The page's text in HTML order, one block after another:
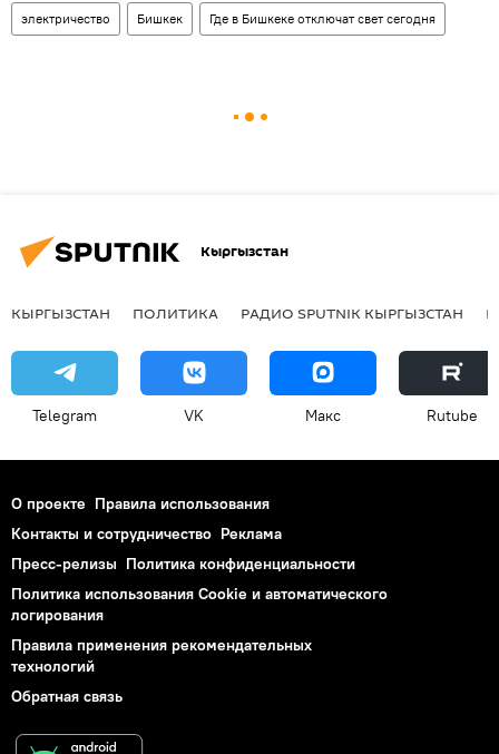
электричество Бишкек Где в Бишкеке отключат свет сегодня
Кыргызстан
КЫРГЫЗСТАН ПОЛИТИКА РАДИО SPUTNIK КЫРГЫЗСТАН
Telegram VK Макс Rutube
О проекте Правила использования
Контакты и сотрудничество Реклама
Пресс-релизы Политика конфиденциальности
Политика использования Cookie и автоматического
логирования
Правила применения рекомендательных
технологий
Обратная связь